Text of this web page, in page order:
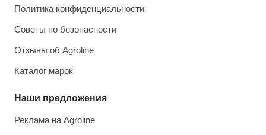
Политика конфиденциальности
Советы по безопасности
Отзывы об Agroline
Каталог марок
Наши предложения
Реклама на Agroline